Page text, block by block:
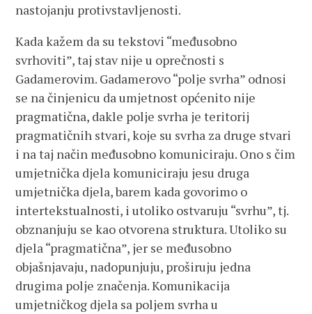
nastojanju protivstavljenosti.
Kada kažem da su tekstovi “međusobno
svrhoviti”, taj stav nije u oprečnosti s
Gadamerovim. Gadamerovo “polje svrha” odnosi
se na činjenicu da umjetnost općenito nije
pragmatična, dakle polje svrha je teritorij
pragmatičnih stvari, koje su svrha za druge stvari
i na taj način međusobno komuniciraju. Ono s čim
umjetnička djela komuniciraju jesu druga
umjetnička djela, barem kada govorimo o
intertekstualnosti, i utoliko ostvaruju “svrhu”, tj.
obznanjuju se kao otvorena struktura. Utoliko su
djela “pragmatična”, jer se međusobno
objašnjavaju, nadopunjuju, proširuju jedna
drugima polje značenja. Komunikacija
umjetničkog djela sa poljem svrha u